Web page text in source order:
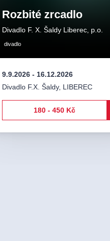
Rozbité zrcadlo
Divadlo F. X. Šaldy Liberec, p.o.
divadlo
9.9.2026- 16.12.2026
Divadlo F.X. Šaldy, LIBEREC
180 - 450 Kč